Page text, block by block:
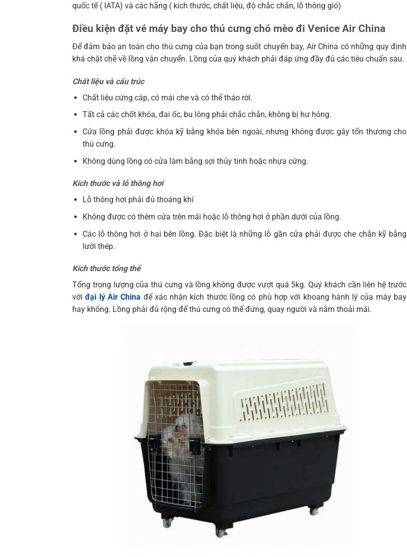
quốc tế ( IATA) và các hãng ( kích thước, chất liệu, độ chắc chắn, lỗ thông gió)
Điều kiện đặt vé máy bay cho thú cưng chó mèo đi Venice Air China
Để đảm bảo an toàn cho thú cưng của bạn trong suốt chuyến bay, Air China có những quy định
khá chặt chẽ về lồng vận chuyển. Lồng của quý khách phải đáp ứng đầy đủ các tiêu chuẩn sau.
Chất liệu và cấu trúc
Chất liệu cứng cáp, có mái che và có thể tháo rời.
Tất cả các chốt khóa, đai ốc, bu lông phải chắc chắn, không bị hư hỏng.
Cửa lồng phải được khóa kỹ bằng khóa bên ngoài, nhưng không được gây tổn thương cho
thú cưng.
Không dùng lồng có cửa làm bằng sợi thủy tinh hoặc nhựa cứng.
Kích thước và lỗ thông hơi
Lỗ thông hơi phải đủ thoáng khí
Không được có thêm cửa trên mái hoặc lỗ thông hơi ở phần dưới của lồng.
Các lỗ thông hơi ở hai bên lồng. Đặc biệt là những lỗ gần cửa phải được che chắn kỹ bằng
lưới thép.
Kích thước tổng thể
Tổng trọng lượng của thú cưng và lồng không được vượt quá 5kg. Quý khách cần liên hệ trước
vớiđại lý Air China để xác nhận kích thước lồng có phù hợp với khoang hành lý của máy bay
hay không. Lồng phải đủ rộng để thú cưng có thể đứng, quay người và nằm thoải mái.